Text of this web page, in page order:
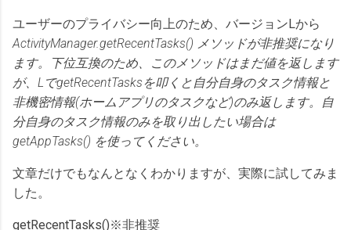
ユーザーのプライバシー向上のため、バージョンLから
ActivityManager.getRecentTasks() メソッドが非推奨になり
ます。下位互換のため、このメソッドはまだ値を返します
が、LでgetRecentTasksを叩くと自分自身のタスク情報と
非機密情報(ホームアプリのタスクなど)のみ返します。自
分自身のタスク情報のみを取り出したい場合は
getAppTasks() を使ってください。
文章だけでもなんとなくわかりますが、実際に試してみま
した。
getRecentTasks()※非推奨